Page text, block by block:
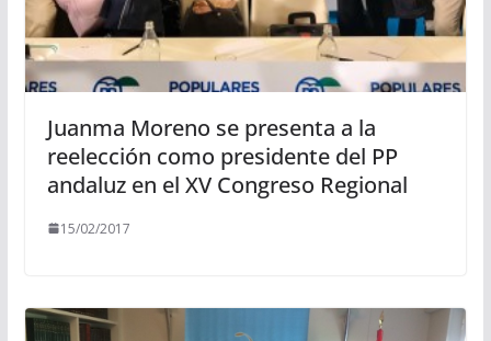
Juanma Moreno se presenta a la
reelección como presidente del PP
andaluz en el XV Congreso Regional
15/02/2017